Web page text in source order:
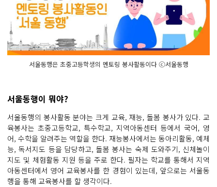
서울동행은 초중고등학생의 멘토링 봉사활동이다 ⓒ서울동행
서울동행이 뭐야?
서울동행의 봉사활동 분야는 크게 교육, 재능, 돌봄 봉사가 있다. 교
육봉사는 초중고등학교, 특수학교, 지역아동센터 등에서 국어, 영
어, 수학을 알려주는 역할을 한다. 재능봉사에서는 동아리활동, 예체
능, 독서지도 등을 담당하고, 돌봄 봉사는 숙제 도와주기, 신체놀이
지도 및 체험활동 지원 등을 주로 한다. 필자는 학교를 통해서 지역
아동센터에서 영어 교육봉사를 한 경험이 있는데, 앞으로는 서울동
행을 통해 교육봉사를 할 생각이다.